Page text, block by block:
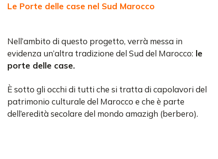
Le Porte delle case nel Sud Marocco
Nell’ambito di questo progetto, verrà messa in
evidenza un’altra tradizione del Sud del Marocco: le
porte delle case.
È sotto gli occhi di tutti che si tratta di capolavori del
patrimonio culturale del Marocco e che è parte
dell’eredità secolare del mondo amazigh (berbero).